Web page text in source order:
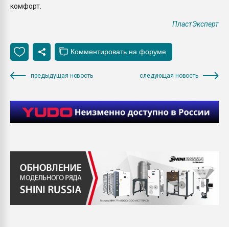
комфорт.
ПластЭксперт
предыдущая новость следующая новость